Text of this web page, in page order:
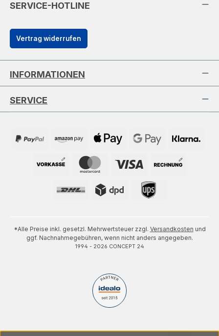
SERVICE-HOTLINE
Vertrag widerrufen
INFORMATIONEN
SERVICE
*Alle Preise inkl. gesetzl. Mehrwertsteuer zzgl. Versandkosten und
ggf. Nachnahmegebühren, wenn nicht anders angegeben.
1994 - 2026 CONCEPT 24